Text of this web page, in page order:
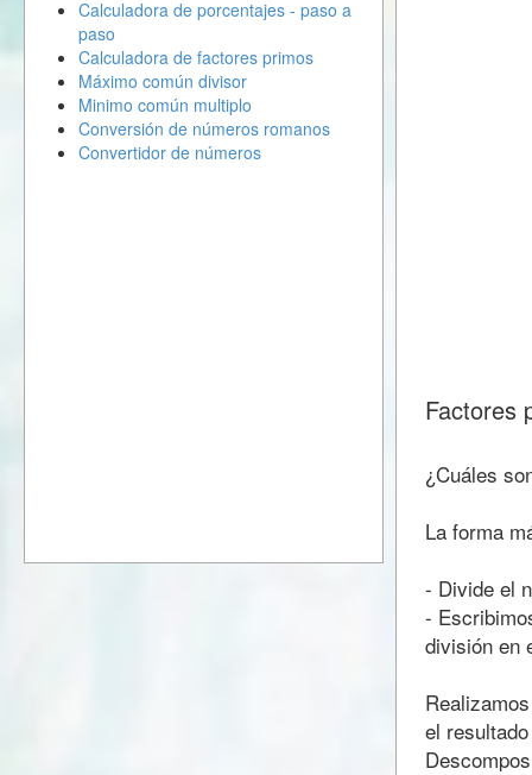
Factores
¿Cuáles
La forma
- Divide el
-
división en
el
Calculadora de porcentajes - paso a
paso
Calculadora de factores primos
Máximo común divisor
Minimo común multiplo
Conversión de números romanos
Convertidor de números